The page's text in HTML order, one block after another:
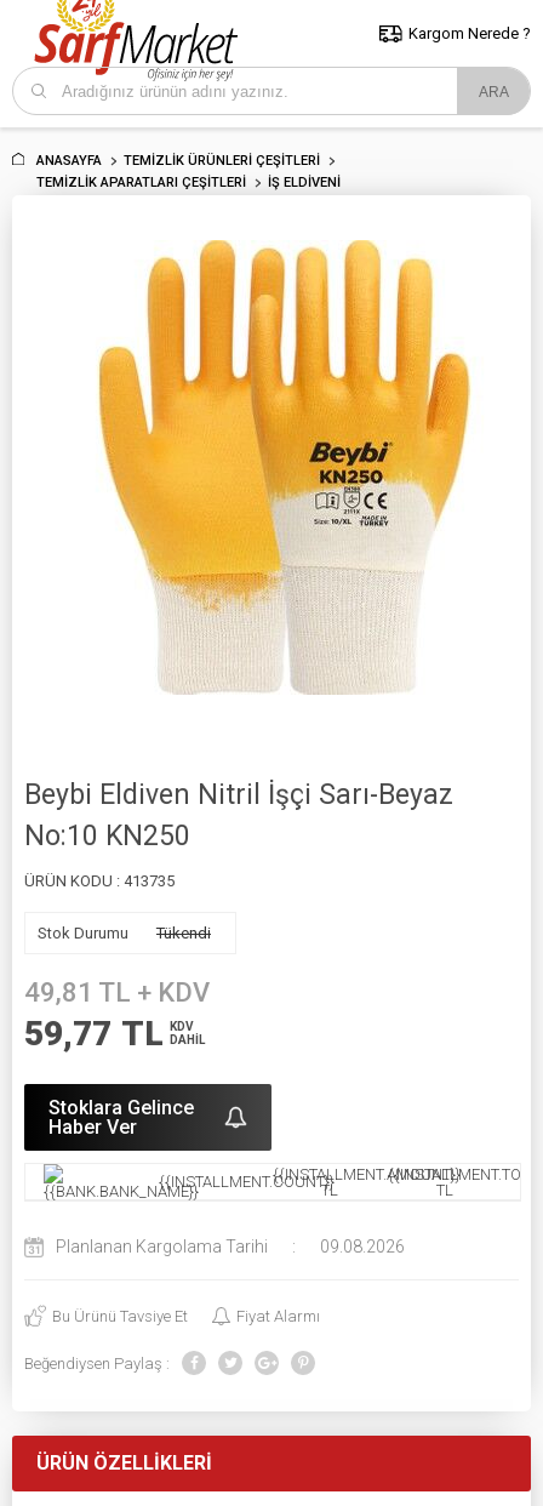
5000 TL ve Üzeri Alışverişlerde İstanbul İçi Kargo Bedava!
ve Trakya İçin Tıklayın..
Kargom Nerede ?
ANASAYFA
TEMIZLIK ÜRÜNLERI ÇEŞITLERI
TEMIZLIK APARATLARI ÇEŞITLERI
İŞ ELDIVENI
Beybi Eldiven Nitril İşçi Sarı-Beyaz
No:10 KN250
ÜRÜN KODU : 413735
Stok Durumu Tükendi
49,81 TL + KDV
59,77 TL
KDV
DAHİL
Stoklara Gelince
Haber Ver
{{INSTALLMENT.COUNT}}{{INSTALLMENT.AMOUNT}}
TL
TL
Planlanan Kargolama Tarihi : 09.08.2026
Bu Ürünü Tavsiye Et Fiyat Alarmı
Beğendiysen Paylaş :
ÜRÜN ÖZELLIKLERI